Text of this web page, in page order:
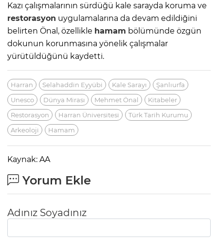
Kazı çalışmalarının sürdüğü kale sarayda koruma ve
restorasyon uygulamalarına da devam edildiğini
belirten Önal, özellikle hamam bölümünde özgün
dokunun korunmasına yönelik çalışmalar
yürütüldüğünü kaydetti.
Harran Selahaddin Eyyübi Kale Sarayı
Şanlıurfa
Unesco
Dünya Mirası Mehmet Önal
Kitabeler
Restorasyon
Harran Üniversitesi
Türk Tarih Kurumu
Arkeoloji
Hamam
Kaynak: AA
Yorum Ekle
Adınız Soyadınız